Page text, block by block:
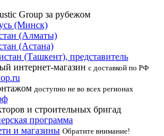
Group за рубежом
(Минск)
(Алматы)
(Астана)
(Ташкент), представитель
интернет-магазин с доставкой по РФ
доступно не во всех регионах
и строительных бригад
программа
и магазины Обратите внимание!